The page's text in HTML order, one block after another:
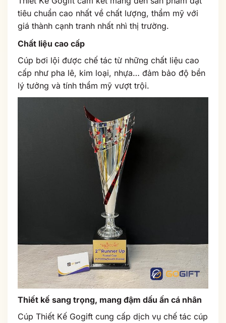
tiêu chuẩn cao nhất về chất lượng, thẩm mỹ với
giá thành cạnh tranh nhất nhì thị trường.
Chất liệu cao cấp
Cúp bơi lội được chế tác từ những chất liệu cao
cấp như pha lê, kim loại, nhựa… đảm bảo độ bền
lý tưởng và tính thẩm mỹ vượt trội.
Thiết kế sang trọng, mang đậm dấu ấn cá nhân
Cúp Thiết Kế Gogift cung cấp dịch vụ chế tác cúp